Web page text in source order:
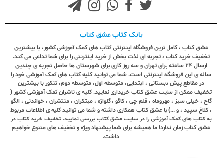
بانک کتاب عشق کتاب
عشق کتاب ، کامل ترین فروشگاه اینترنتی کتاب های کمک آموزشی کشور، با بیشترین
تخفیف خرید کتاب ، تجربه ای لذت بخش از خرید اینترنتی را برای شما تداعی می کند.
ارسال ٢٤ ساعته برای تهران و سه روز کاری برای شهرستان ها حاصل تجربه ی چندین
ساله ی این فروشگاه اینترنتی است. شما می توانید کلیه کتاب های کمک آموزشی خود را
در مقاطع پیش دبستانی ، ابتدایی، متوسطه اول، متوسطه دوم، کنکور با بیشترین
تخفیف ممکن از سایت عشق کتاب خریداری نمایید. کلیه ی ناشران کمک آموزشی کشور (
گاج ، خیلی سبز ، مهروماه ، قلم چی ، کاگو ، گلواژه ، مبتکران ، منتشران ، خواندنی ، الگو
، کلاغ سپید ، و ...) با عشق کتاب همکاری داشته و شما می توانید کلیه ی اطلاعات مربوط
به کتاب های کمک آموزشی را در سایت عشق کتاب بررسی نمایید. تخفیف خرید کتاب در
عشق کتاب زمان ندارد! ما همیشه برای شما پیشنهاد ویژه و تخفیف های متنوع خواهیم
داشت.